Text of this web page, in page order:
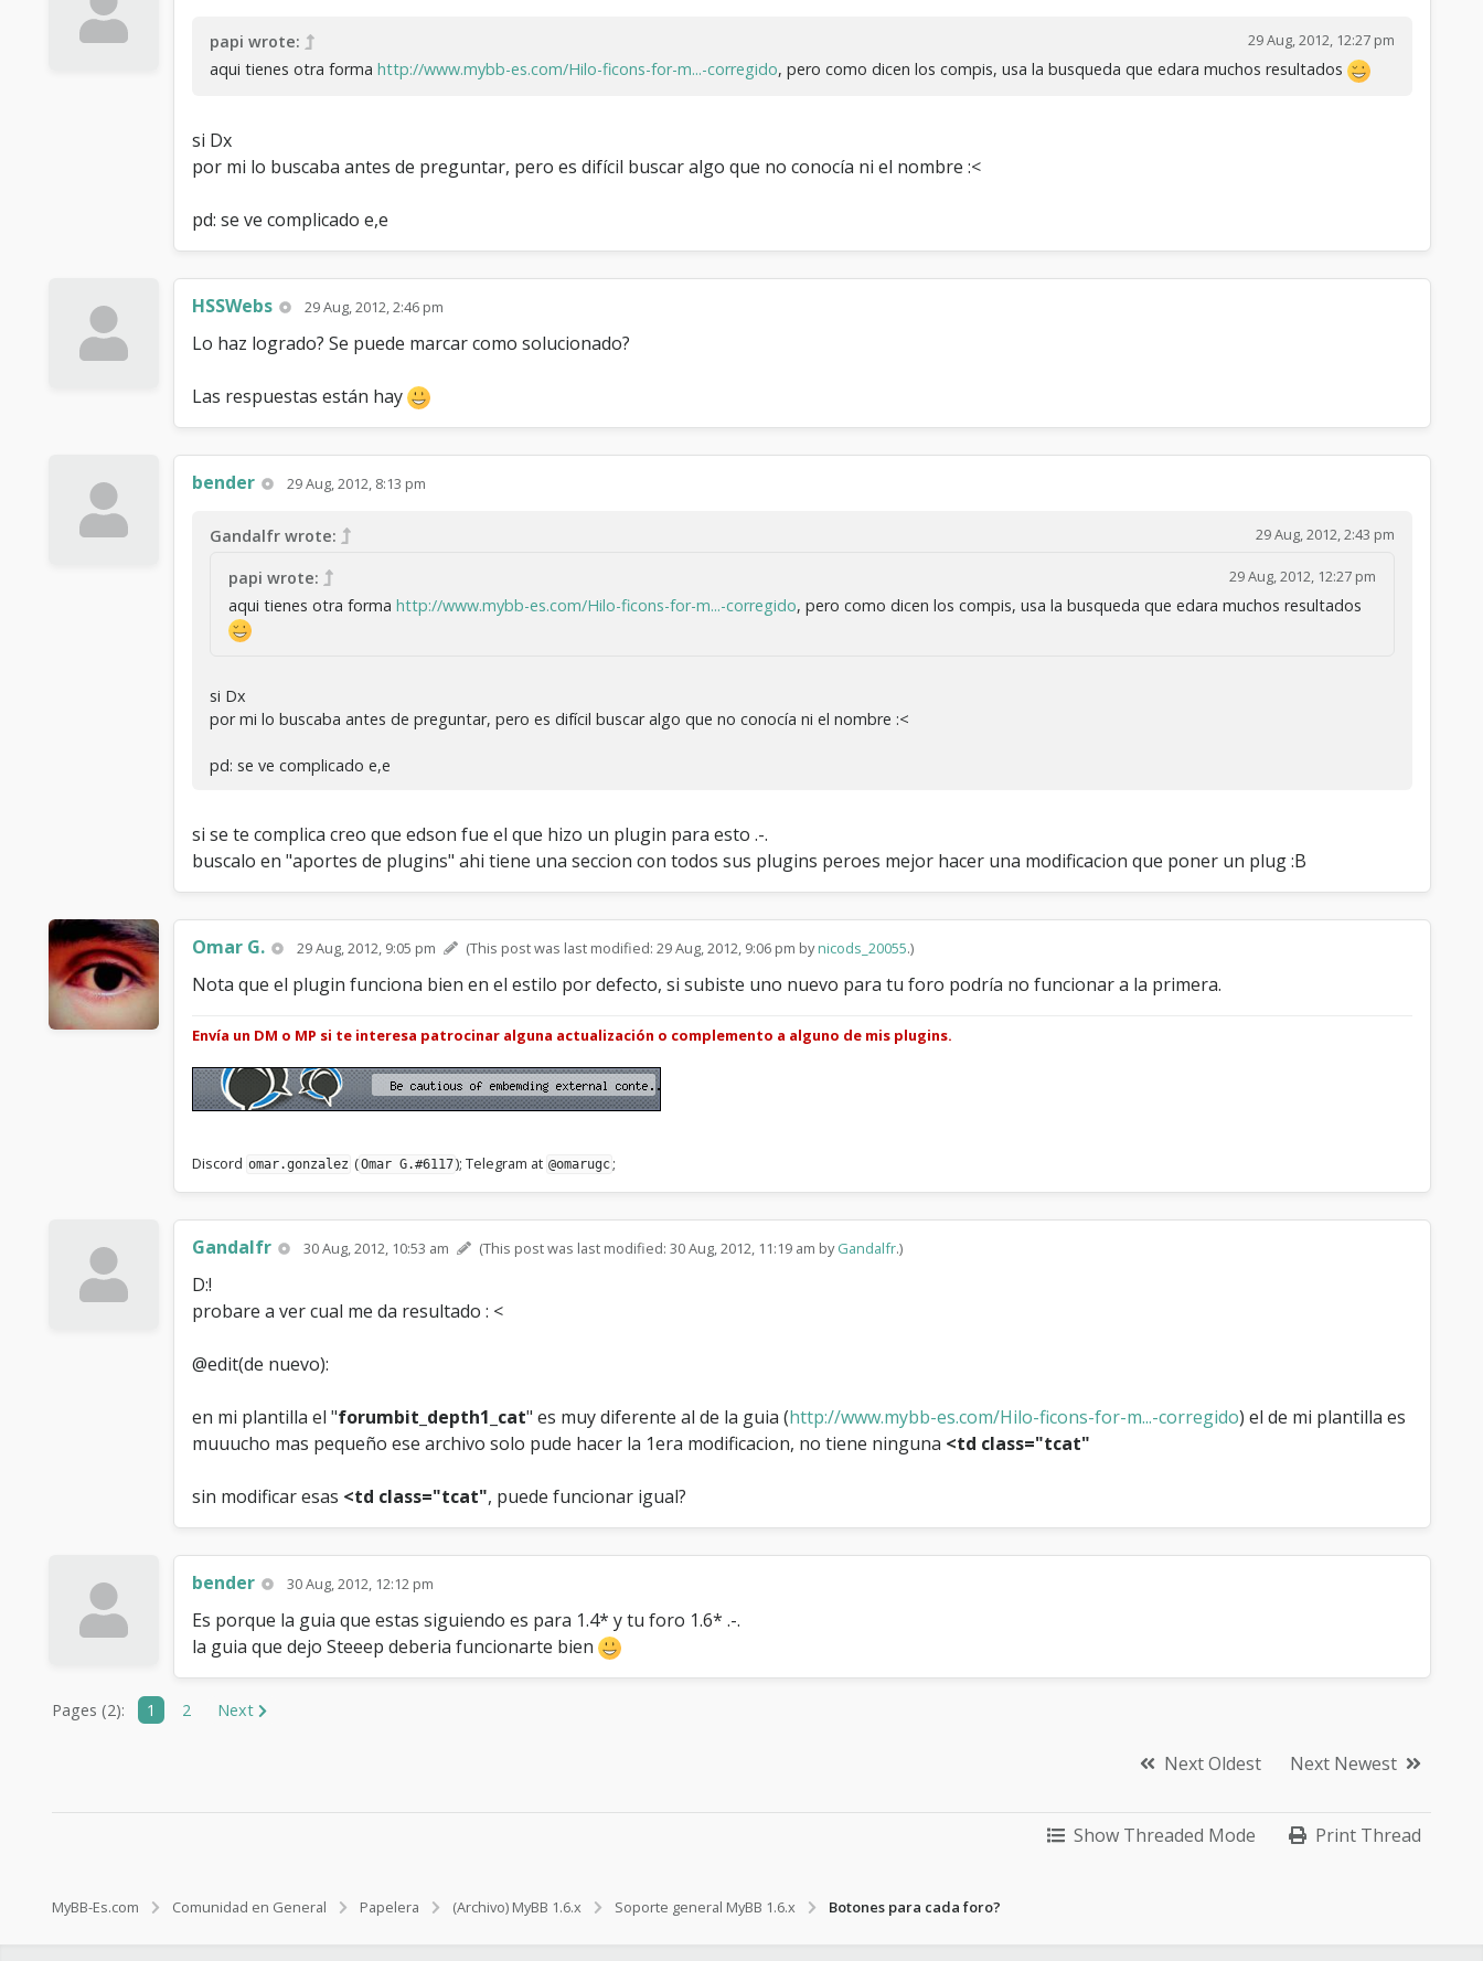
29 Aug, 2012, 12:27 pm
papi wrote:
aqui tienes otra forma http://www.mybb-es.com/Hilo-ficons-for-m...-corregido, pero como dicen los compis, usa la busqueda que edara muchos resultados
si Dx
por mi lo buscaba antes de preguntar, pero es difícil buscar algo que no conocía ni el nombre :<
pd: se ve complicado e,e
HSSWebs 29 Aug, 2012, 2:46 pm
Lo haz logrado? Se puede marcar como solucionado?
Las respuestas están hay
bender 29 Aug, 2012, 8:13 pm
29 Aug, 2012, 2:43 pm
Gandalfr wrote:
29 Aug, 2012, 12:27 pm
papi wrote:
aqui tienes otra forma http://www.mybb-es.com/Hilo-ficons-for-m...-corregido, pero como dicen los compis, usa la busqueda que edara muchos resultados
si Dx
por mi lo buscaba antes de preguntar, pero es difícil buscar algo que no conocía ni el nombre :<
pd: se ve complicado e,e
si se te complica creo que edson fue el que hizo un plugin para esto .-.
buscalo en "aportes de plugins" ahi tiene una seccion con todos sus plugins peroes mejor hacer una modificacion que poner un plug :B
Omar G. 29 Aug, 2012, 9:05 pm (This post was last modified: 29 Aug, 2012, 9:06 pm bynicods_20055.)
Nota que el plugin funciona bien en el estilo por defecto, si subiste uno nuevo para tu foro podría no funcionar a la primera.
Envía un DM o MP si te interesa patrocinar alguna actualización o complemento a alguno de mis plugins.
Discord omar.gonzalez (Omar G.#6117); Telegram at @omarugc ;
Gandalfr 30 Aug, 2012, 10:53 am (This post was last modified: 30 Aug, 2012, 11:19 am byGandalfr.)
D:!
probare a ver cual me da resultado : <
@edit(de nuevo):
en mi plantilla el "forumbit_depth1_cat" es muy diferente al de la guia (http://www.mybb-es.com/Hilo-ficons-for-m...-corregido) el de mi plantilla es
muuucho mas pequeño ese archivo solo pude hacer la 1era modificacion, no tiene ninguna <td class="tcat"
sin modificar esas <td class="tcat", puede funcionar igual?
bender 30 Aug, 2012, 12:12 pm
Es porque la guia que estas siguiendo es para 1.4* y tu foro 1.6* .-.
la guia que dejo Steeep deberia funcionarte bien
Pages (2): 1 2 Next
Next Oldest Next Newest
Show Threaded Mode Print Thread
MyBB-Es.com Comunidad en General Papelera (Archivo) MyBB 1.6.x Soporte general MyBB 1.6.x Botones para cada foro?